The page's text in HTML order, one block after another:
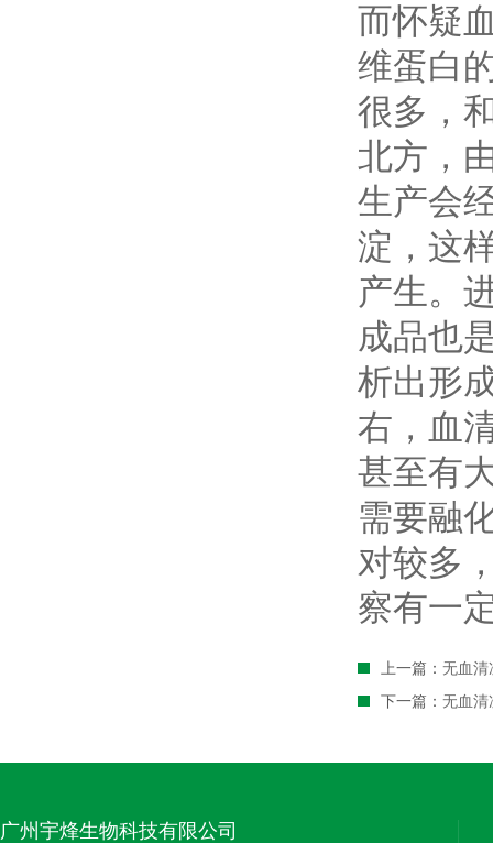
而怀疑
维蛋白
很多，
北方，
生产会
淀，这
产生。
成品也
析出形
右，血
甚至有
需要融
对较多
察有一
上一篇： 无血清
下一篇： 无血清
广州宇烽生物科技有限公司